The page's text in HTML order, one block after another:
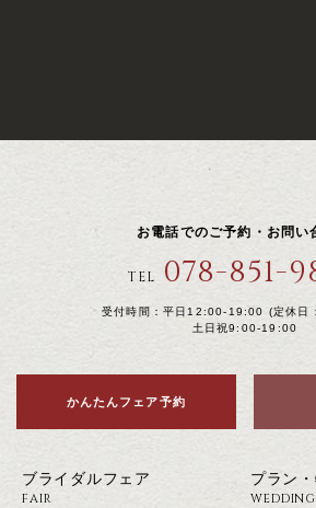
お電話でのご予約・お問い
TEL 078-851-
受付時間：平日12:00-19:00 (定休日
土日祝9:00-19:00
かんたんフェア予約
ブライダルフェア
FAIR
プラン